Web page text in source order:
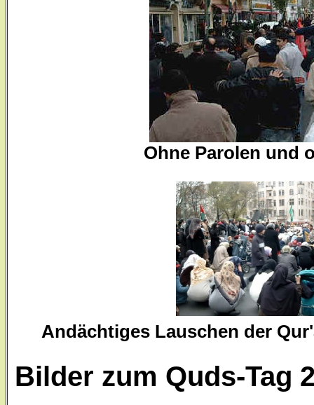
Ohne Parolen und
Andächtiges Lauschen der
Bilder zum Quds-Tag